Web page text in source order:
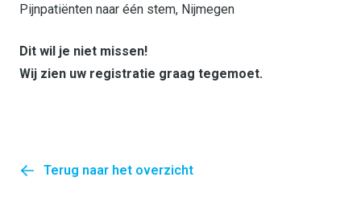
Pijnpatiënten naar één stem, Nijmegen
Dit wil je niet missen!
Wij zien uw registratie graag tegemoet.
Terug naar het overzicht